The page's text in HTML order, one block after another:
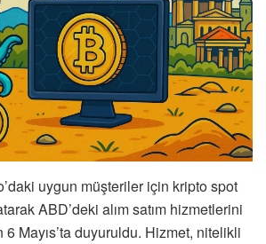
uygun müşteriler için kripto spot
ABD’deki alım satım hizmetlerini
Mayıs’ta duyuruldu. Hizmet, nitelikli